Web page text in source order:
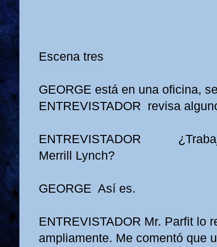
Escena tres
GEORGE está en una oficina,
ENTREVISTADOR revisa
ENTREVISTADOR
Merrill Lynch?
GEORGE Así es.
ENTREVISTADOR Mr. Parfit lo
ampliamente. Me comentó que